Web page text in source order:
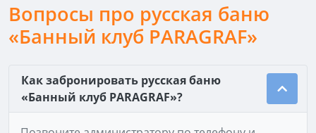
Вопросы про русская баню
«Банный клуб PARAGRAF»
Как забронировать русская баню
«Банный клуб PARAGRAF»?